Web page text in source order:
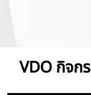
VDO กิจก